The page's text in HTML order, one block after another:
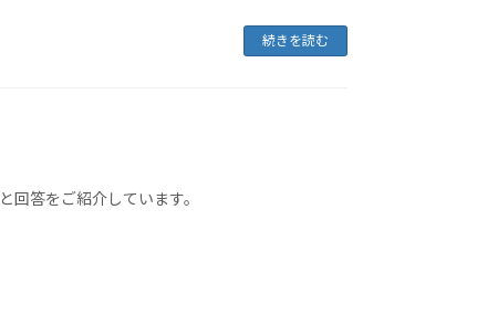
続きを読む
回答をご紹介しています。